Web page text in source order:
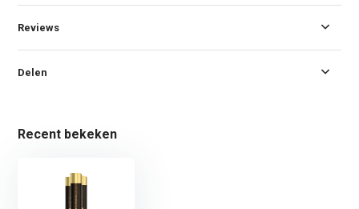
Reviews
Delen
Recent bekeken